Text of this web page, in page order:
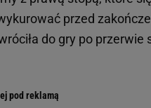
przed
do gry po przerwie